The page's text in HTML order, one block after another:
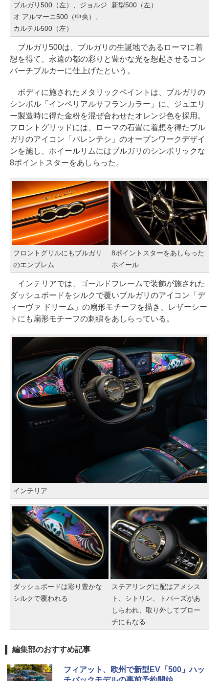
ブルガリ500（左）、ジョルジ
オ アルマーニ500（中央）、
カルテル500（左）
新型500（左）
ブルガリ500は、ブルガリの生誕地であるローマに着
想を得て、永遠の都の彩りと豊かな光を想起させるコン
バーチブルカーに仕上げたという。
ボディに施されたメタリックペイントは、ブルガリの
シンボル「インペリアルサフランカラー」に、ジュエリ
ー製造時に得た金粉を混ぜ合わせたオレンジ色を採用。
フロントグリッドには、ローマの石畳に着想を得たブル
ガリのアイコン「パレンテシ」のオープンワークデザイ
ンを施し、ホイールリムにはブルガリのシンボリックな
8ポイントスターをあしらった。
フロントグリルにもブルガリ
のエンブレム
8ポイントスターをあしらった
ホイール
インテリアでは、ゴールドフレームで装飾が施された
ダッシュボードをシルクで覆いブルガリのアイコン「デ
ィーヴァ ドリーム」の扇形モチーフを描き、レザーシー
トにも扇形モチーフの刺繍をあしらっている。
インテリア
ダッシュボードは彩り豊かな
シルクで覆われる
ステアリングに配はアメシス
ト、シトリン、トパーズがあ
しらわれ、取り外してブロー
チにもなる
編集部のおすすめ記事
フィアット、欧州で新型EV「500」ハッ